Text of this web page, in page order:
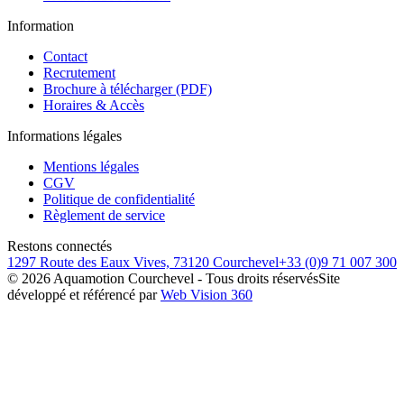
Information
Contact
Recrutement
Brochure à télécharger (PDF)
Horaires & Accès
Informations légales
Mentions légales
CGV
Politique de confidentialité
Règlement de service
Restons connectés
1297 Route des Eaux Vives, 73120 Courchevel+33 (0)9 71 007 300
© 2026 Aquamotion Courchevel - Tous droits réservésSite
développé et référencé par Web Vision 360